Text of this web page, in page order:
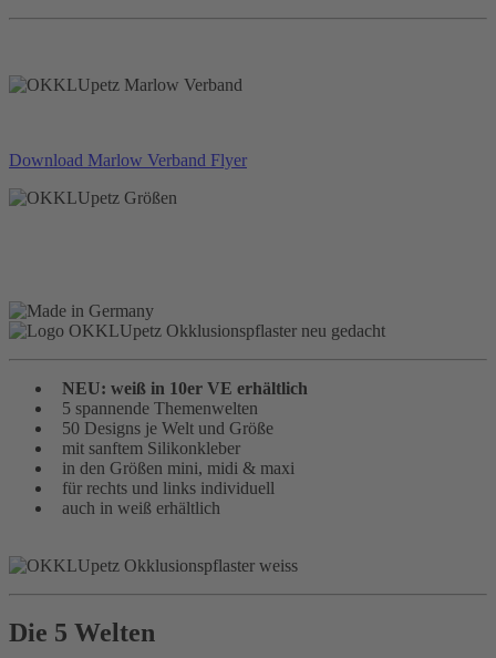
Download Marlow Verband Flyer
NEU: weiß in 10er VE erhältlich
5 spannende Themenwelten
50 Designs je Welt und Größe
mit sanftem Silikonkleber
in den Größen mini, midi & maxi
für rechts und links individuell
auch in weiß erhältlich
Die 5 Welten